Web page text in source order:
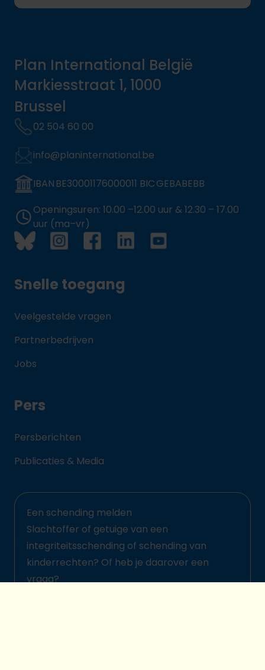
Plan International België
Markiesstraat 1, 1000
Brussel
02 504 60 00
info@planinternational.be
IBAN BE30001176000011 BIC GEBABEBB
Openingsuren: 10.00 –12.00 uur & 12.30 – 17.00
uur (ma–vr)
Snelle toegang
Veelgestelde vragen
Partnerbedrijven
Jobs
Pers
Persberichten
Publicaties & Media
Een schending melden
Slachtoffer of getuige van een
integriteitsschending of schending van
kinderrechten? Of heb je daarover een
vraag?